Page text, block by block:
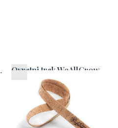
Ovratni trak WeAllGrow